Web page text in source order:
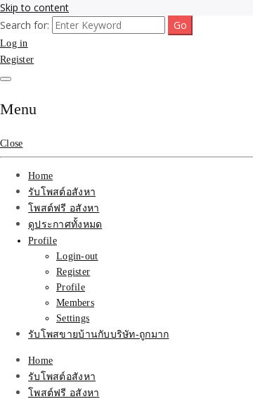
Skip to content
รับจ้างโพสขายบ้าน
ที่ดิน ราคา ถูกและดีที่
เว็บขายบ้าน คุณภาพอั
รับจ้างโพสขายบ้าน ที่ดิน ไม่มีค่านายหน้า กับบริษัท SEO-
ไทย ช่วยคุณขายบ้าน อสังหา สินค้าได้จริงๆ ราคาถูกและดี มี
Search for:
Log in
Register
Menu
Close
Home
รับโพสต์อสังหา
โพสต์ฟรี อสังหา
ดูประกาศทั้งหมด
Profile
Login-out
Register
Profile
Members
Settings
รับโพสขายบ้านกับบริษัท-ถูกมาก
Home
รับโพสต์อสังหา
โพสต์ฟรี อสังหา